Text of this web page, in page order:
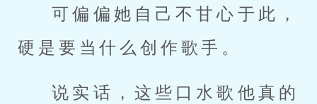
可偏偏她自己不甘心于此，
硬是要当什么创作歌手。
说实话，这些口水歌他真的